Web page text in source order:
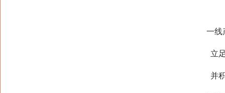
一线产
立足
并积